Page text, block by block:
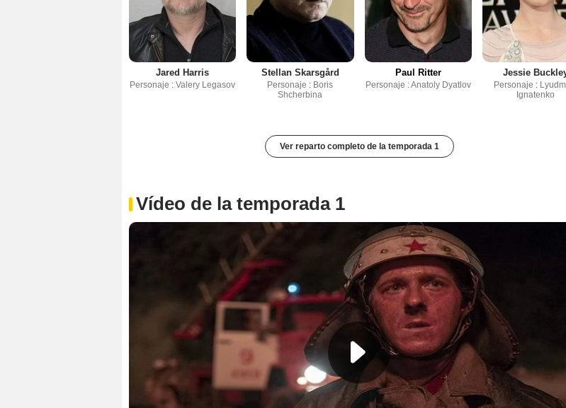
Jared Harris
Personaje : Valery Legasov
Stellan Skarsgård
Personaje : Boris
Shcherbina
Paul Ritter
Personaje : Anatoly Dyatlov
Jessie
Personaje :
Ignatenko
Ver reparto completo de la temporada 1
Vídeo de la temporada 1